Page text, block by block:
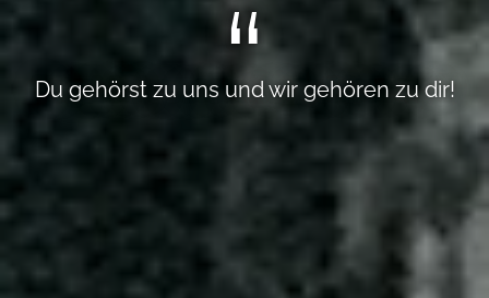
Du gehörst zu uns und wir gehören zu dir!